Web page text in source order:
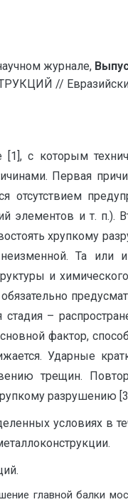
журнале,
//
с которым
Первая
отсутствием
элементов и т. п.).
хрупкому
Та или
и
–
фактор,
Ударные
трещин.
разрушению
условиях в
главной балки